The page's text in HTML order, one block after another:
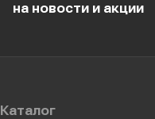
на новости и акции
Каталог